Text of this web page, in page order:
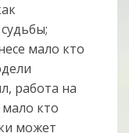
мало кто
работа на
кто
может